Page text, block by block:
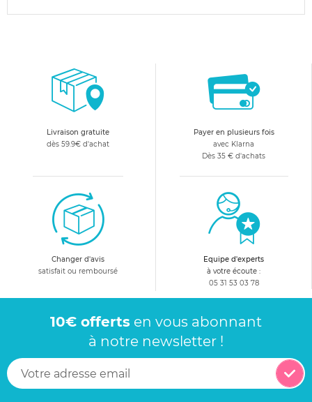
Livraison gratuite
dès 59.9€ d'achat
Payer en plusieurs fois
avec Klarna
Dès 35 € d'achats
Changer d'avis
satisfait ou remboursé
Equipe d'experts
à votre écoute :
05 31 53 03 78
10€ offerts en vous abonnant
à notre newsletter !